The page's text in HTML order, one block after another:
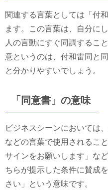
関連する言葉としては「付
ます。この言葉は、自分に
人の言動にすぐ同調するこ
意というのは、付和雷同と
と分かりやすいでしょう。
「同意書」の意味
ビジネスシーンにおいては
などの言葉で使用されるこ
サインをお願いします」な
ちらが提示した条件に賛成
さい」という意味です。